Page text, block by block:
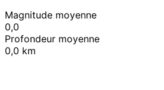
Magnitude moyenne
0,0
Profondeur moyenne
0,0 km